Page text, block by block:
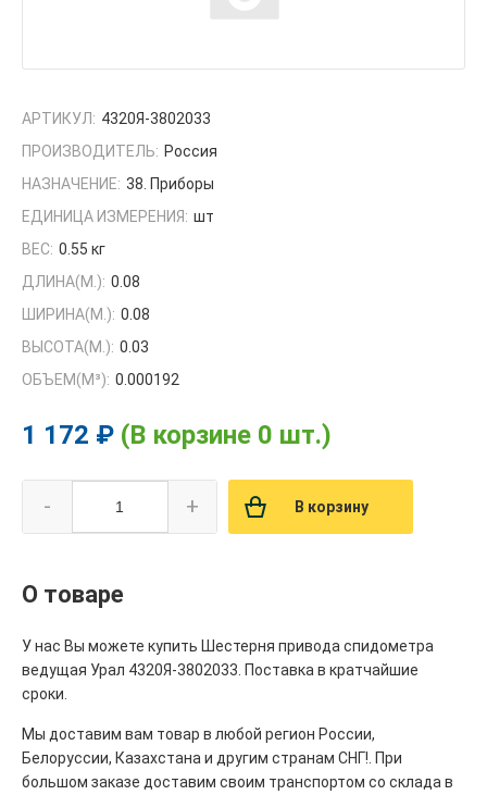
АРТИКУЛ: 4320Я-3802033
ПРОИЗВОДИТЕЛЬ: Россия
НАЗНАЧЕНИЕ: 38. Приборы
ЕДИНИЦА ИЗМЕРЕНИЯ: шт
ВЕС: 0.55 кг
ДЛИНА(М.): 0.08
ШИРИНА(М.): 0.08
ВЫСОТА(М.): 0.03
ОБЪЕМ(M³): 0.000192
1 172 ₽ (В корзине 0 шт.)
- + В корзину
О товаре
У нас Вы можете купить Шестерня привода спидометра
ведущая Урал 4320Я-3802033. Поставка в кратчайшие
сроки.
Мы доставим вам товар в любой регион России,
Белоруссии, Казахстана и другим странам СНГ!. При
большом заказе доставим своим транспортом со склада в